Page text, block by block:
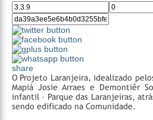
share
O Projeto Laranjeira, idealizado
Mapiá Josie Arraes e Demontiêr
infantil – Parque das Laranjeiras,
sendo edificado na Comunidade.